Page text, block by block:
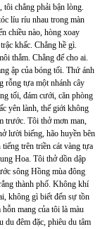
chẳng phải bận lòng.
líu ríu nhau trong màn
chiều nào, hòng xoay
khấc. Chẳng hề gì.
thắm. Chẳng để cho ai.
ập của bóng tối. Thứ ánh
rỗng tựa một nhánh cây
tối, đám cưới, căn phòng
yên lành, thế giới không
trước. Tôi thở mơn man,
lười biếng, hão huyền bên
trên triền cát vàng tựa
Hoa. Tôi thở dồn dập
sông Hồng mùa đông
thành phố. Không khí
không gì biết đến sự tồn
mang của tôi là màu
du đêm đặc, phiêu du tâm